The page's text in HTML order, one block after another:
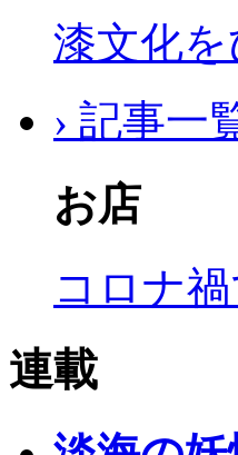
漆文化
› 記事一
お店
コロナ
連載